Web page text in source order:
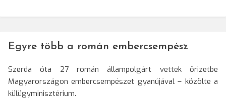
Egyre több a román embercsempész
Szerda óta 27 román állampolgárt vettek őrizetbe
Magyarországon embercsempészet gyanújával – közölte a
külügyminisztérium.